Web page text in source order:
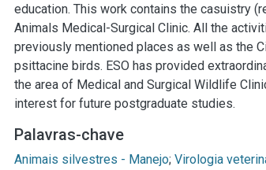
education. This work contains the casuistry
Animals Medical-Surgical Clinic. All the
previously mentioned places as well as the
psittacine birds. ESO has provided
the area of Medical and Surgical Wildlife
interest for future postgraduate studies.
Palavras-chave
Animais silvestres - Manejo; Virologia